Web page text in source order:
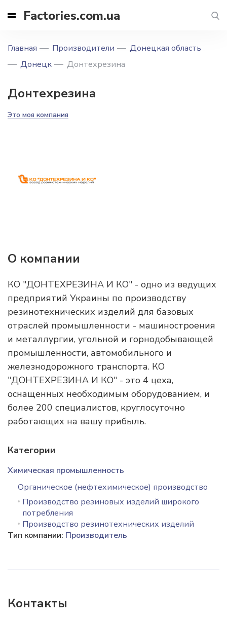
Factories.com.ua
Главная Производители
Донецкая область
Донецк
Донтехрезина
Донтехрезина
Это моя компания
О компании
КО "ДОНТЕХРЕЗИНА И КО" - одно из ведущих
предприятий Украины по производству
резинотехнических изделий для базовых
отраслей промышленности - машиностроения
и металлургии, угольной и горнодобывающей
промышленности, автомобильного и
железнодорожного транспорта. КО
"ДОНТЕХРЕЗИНА И КО" - это 4 цеха,
оснащенных необходимым оборудованием, и
более 200 специалистов, круглосуточно
работающих на вашу прибыль.
Категории
Химическая промышленность
Органическое (нефтехимическое) производство
Производство резиновых изделий широкого
потребления
Производство резинотехнических изделий
Тип компании: Производитель
Контакты